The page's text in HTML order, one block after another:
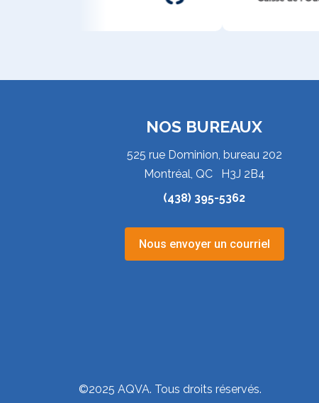
NOS BUREAUX
525 rue Dominion, bureau 202
Montréal, QC H3J 2B4
(438) 395-5362
Nous envoyer un courriel
©2025 AQVA. Tous droits réservés.